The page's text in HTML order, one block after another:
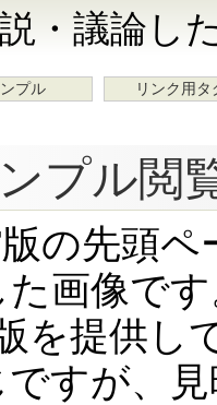
・議論し
プル リンク用タ
プル閲
の先頭
た画像で
を提供し
ですが、